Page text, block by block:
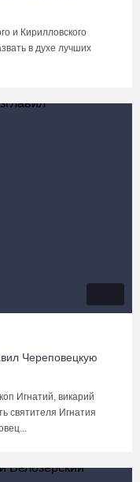
и Кирилловского
в духе лучших
Череповецкую
Игнатий, викарий
святителя Игнатия